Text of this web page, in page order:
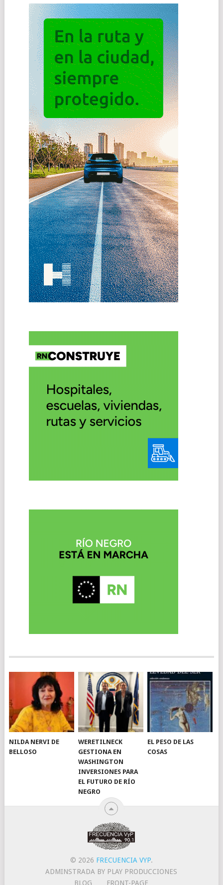
NILDA NERVI DE
BELLOSO
WERETILNECK
GESTIONA EN
WASHINGTON
INVERSIONES PARA
EL FUTURO DE RÍO
NEGRO
EL PESO DE LAS
COSAS
© 2026 FRECUENCIA VYP.
ADMINSTRADA BY PLAY PRODUCCIONES
BLOG
FRONT-PAGE